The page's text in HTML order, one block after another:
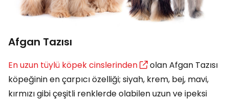
Afgan Tazısı
En uzun tüylü köpek cinslerinden
olan Afgan Tazısı
köpeğinin en çarpıcı özelliği; siyah, krem, bej, mavi,
kırmızı gibi çeşitli renklerde olabilen uzun ve ipeksi